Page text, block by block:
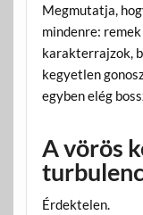
Megmutatja,
mindenre:
karakterrajzok,
kegyetlen
egyben elég
A vörös
Érdektelen.